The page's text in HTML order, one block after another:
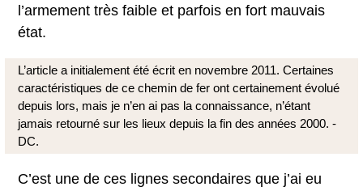
l’armement très faible et parfois en fort mauvais
état.
L’article a initialement été écrit en novembre 2011. Certaines
caractéristiques de ce chemin de fer ont certainement évolué
depuis lors, mais je n’en ai pas la connaissance, n’étant
jamais retourné sur les lieux depuis la fin des années 2000. -
DC.
C’est une de ces lignes secondaires que j’ai eu